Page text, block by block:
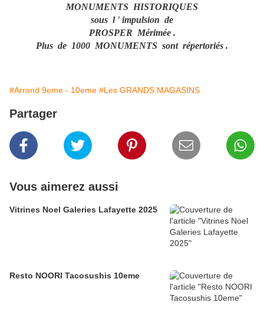
MONUMENTS HISTORIQUES
sous l ' impulsion de
PROSPER Mérimée .
Plus de 1000 MONUMENTS sont répertoriés .
#Arrond 9eme - 10eme #Les GRANDS MAGASINS
Partager
Vous aimerez aussi
Vitrines Noel Galeries Lafayette 2025
Resto NOORI Tacosushis 10eme